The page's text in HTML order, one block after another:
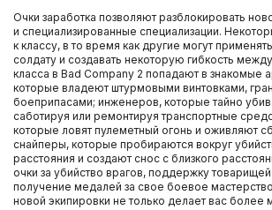
Очки заработка позволяют разблокировать
и специализированные специализации.
к классу, в то время как другие могут
солдату и создавать некоторую гибкость
класса в Bad Company 2 попадают в знакомые
которые владеют штурмовыми винтовками,
боеприпасами; инженеров, которые тайно
саботируя или ремонтируя транспортные
которые ловят пулеметный огонь и оживляют
снайперы, которые пробираются вокруг
расстояния и создают снос с близкого
очки за убийство врагов, поддержку
получение медалей за свое боевое
новой экипировки не только делает вас